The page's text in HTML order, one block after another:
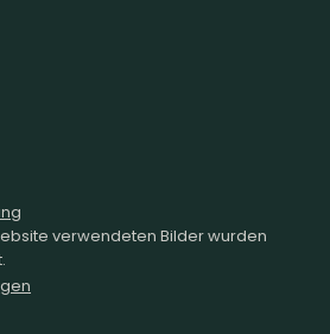
verwendeten Bilder wurden